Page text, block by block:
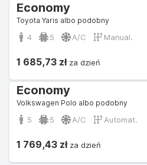
Economy
Toyota Yaris albo podobny
4 5 A/C Manual.
1 685,73 złza dzień
Economy
Volkswagen Polo albo podobny
5 5 A/C Automat.
1 769,43 złza dzień